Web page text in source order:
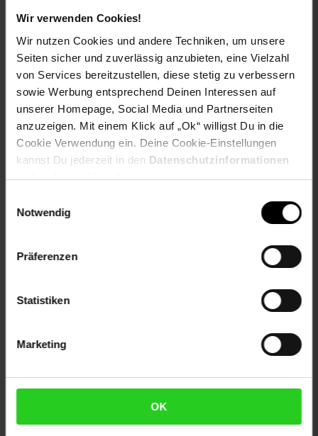
Wir verwenden Cookies!
Wir nutzen Cookies und andere Techniken, um unsere
Seiten sicher und zuverlässig anzubieten, eine Vielzahl
von Services bereitzustellen, diese stetig zu verbessern
sowie Werbung entsprechend Deinen Interessen auf
unserer Homepage, Social Media und Partnerseiten
anzuzeigen. Mit einem Klick auf „Ok“ willigst Du in die
Cookie Verwendung ein. Deine Cookie-Einstellungen
kannst Du jederzeit in den Datenschutzinformationen
ändern bzw. widerrufen.
Notwendig
Präferenzen
Statistiken
Marketing
OK
Einsatzbereiche
Robustes Aluminium:langlebig, stabil und hochwertig
verarbeitet
perfekt für Innen- und
Außeneinsatz
Reflexionsarme Schutzfolie:klare Sichtbarkeit Ihrer
Werbung
Leicht & mobil:einfach zu transportieren und flexibel
einsetzbar
Sicher & stabil: abgerundete Ecken und feste
Arretierung
Produkt:
Material Rahmen:
Gewicht:
Rahmenbreite:
DerKundenstopper DIN A1 / A2ist ein unverzichtbares